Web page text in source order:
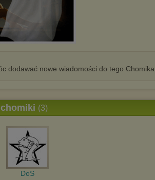
reklama nie
to reklama
w
cookies na
dodawać nowe wiadomości do tego Chomika.
(3)
DoS